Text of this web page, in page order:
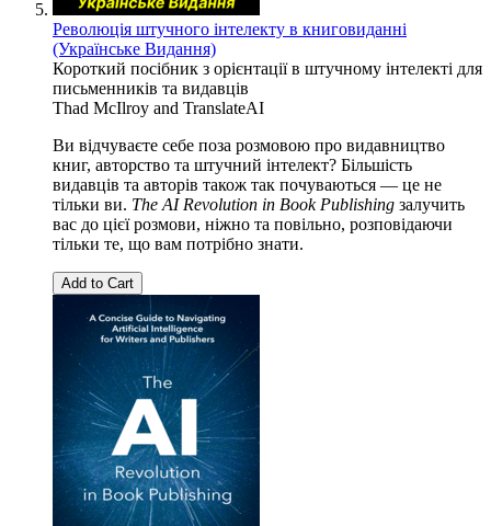
Революція штучного інтелекту в книговиданні
(Українське Видання)
Короткий посібник з орієнтації в штучному інтелекті для
письменників та видавців
Thad McIlroy and TranslateAI
Ви відчуваєте себе поза розмовою про видавництво
книг, авторство та штучний інтелект? Більшість
видавців та авторів також так почуваються — це не
тільки ви. The AI Revolution in Book Publishing залучить
вас до цієї розмови, ніжно та повільно, розповідаючи
тільки те, що вам потрібно знати.
Add to Cart